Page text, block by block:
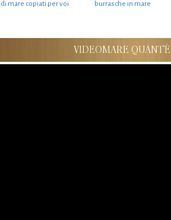
di mare copiati per voi
burrasche in mare
VIDEOMARE